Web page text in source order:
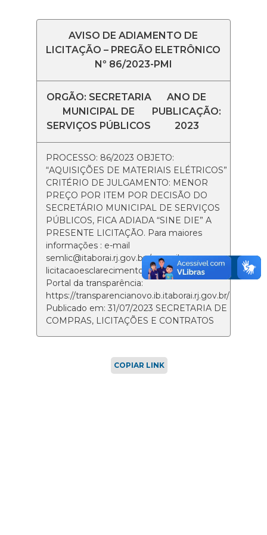
AVISO DE ADIAMENTO DE
LICITAÇÃO – PREGÃO ELETRÔNICO
Nº 86/2023-PMI
ORGÃO: SECRETARIA
MUNICIPAL DE
SERVIÇOS PÚBLICOS
ANO DE
PUBLICAÇÃO:
2023
PROCESSO: 86/2023 OBJETO:
“AQUISIÇÕES DE MATERIAIS ELÉTRICOS”
CRITÉRIO DE JULGAMENTO: MENOR
PREÇO POR ITEM POR DECISÃO DO
SECRETÁRIO MUNICIPAL DE SERVIÇOS
PÚBLICOS, FICA ADIADA “SINE DIE” A
PRESENTE LICITAÇÃO. Para maiores
informações : e-mail
semlic@itaborai.rj.gov.br / e-mail:
licitacaoesclarecimentos@itaborai.rj.gov.br /
Portal da transparência:
https://transparencianovo.ib.itaborai.rj.gov.br/
Publicado em: 31/07/2023 SECRETARIA DE
COMPRAS, LICITAÇÕES E CONTRATOS
COPIAR LINK